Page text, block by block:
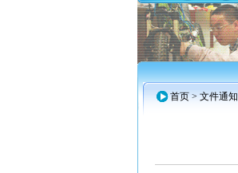
首页 > 文件通知